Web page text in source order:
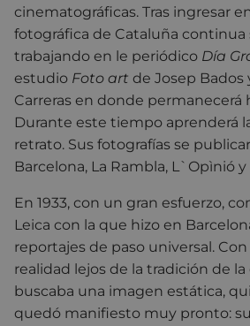
cinematográficas. Tras ingresar
fotográfica de Cataluña continua
trabajando en le periódico Día
estudio Foto art de Josep Bados
Carreras en donde permanecerá
Durante este tiempo aprenderá
retrato. Sus fotografías se
Barcelona, La Rambla, L`Opìnió y
En 1933, con un gran esfuerzo,
Leica con la que hizo en
reportajes de paso universal.
realidad lejos de la tradición de
buscaba una imagen estática,
quedó manifiesto muy pronto: